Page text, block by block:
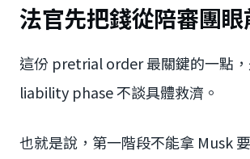
法官先把錢從陪審團
這份 pretrial order 最關鍵的一點
liability phase 不談具體救濟。
也就是說，第一階段不能拿 Musk